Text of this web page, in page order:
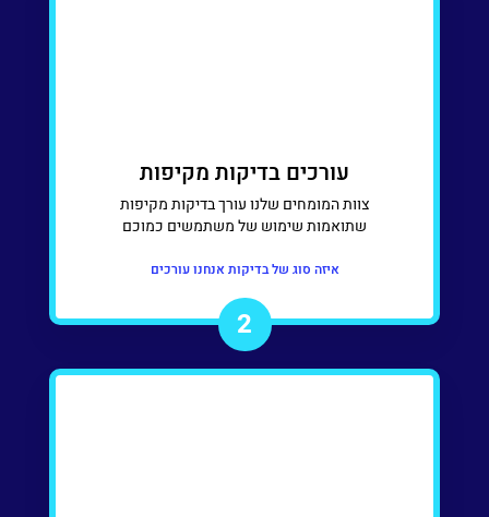
עורכים בדיקות מקיפות
צוות המומחים שלנו עורך בדיקות מקיפות
שתואמות שימוש של משתמשים כמוכם
איזה סוג של בדיקות אנחנו עורכים
2